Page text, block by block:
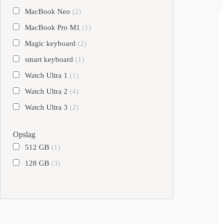
MacBook Neo (2)
MacBook Pro M1 (1)
Magic keyboard (2)
smart keyboard (1)
Watch Ultra 1 (1)
Watch Ultra 2 (4)
Watch Ultra 3 (2)
Opslag
512 GB (1)
128 GB (3)